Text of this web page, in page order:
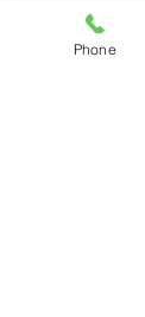
Phone